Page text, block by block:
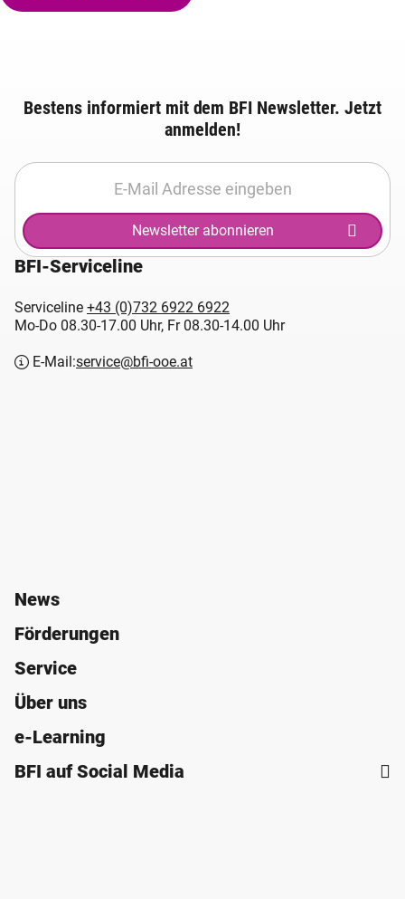
Bestens informiert mit dem BFI Newsletter. Jetzt
anmelden!
Newsletter abonnieren
BFI-Serviceline
Serviceline +43 (0)732 6922 6922
Mo-Do 08.30-17.00 Uhr, Fr 08.30-14.00 Uhr
E-Mail:service@bfi-ooe.at
News
Förderungen
Service
Über uns
e-Learning
BFI auf Social Media